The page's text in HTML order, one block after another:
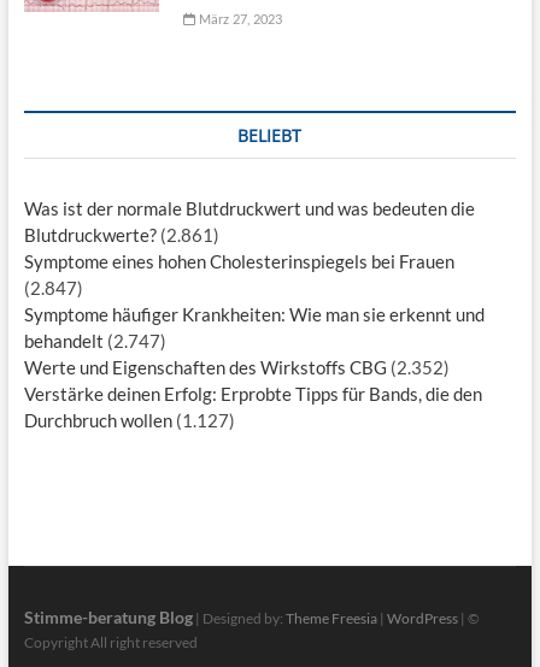
März 27, 2023
BELIEBT
Was ist der normale Blutdruckwert und was bedeuten die
Blutdruckwerte? (2.861)
Symptome eines hohen Cholesterinspiegels bei Frauen
(2.847)
Symptome häufiger Krankheiten: Wie man sie erkennt und
behandelt (2.747)
Werte und Eigenschaften des Wirkstoffs CBG (2.352)
Verstärke deinen Erfolg: Erprobte Tipps für Bands, die den
Durchbruch wollen (1.127)
Stimme-beratung Blog| Designed by: Theme Freesia| WordPress| ©
Copyright All right reserved